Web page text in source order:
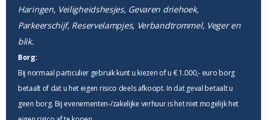
Haringen, Veiligheidshesjes, Gevaren driehoek,
Parkeerschijf, Reservelampjes, Verbandtrommel, Veger en
blik.
Borg:
Bij normaal particulier gebruik kunt u kiezen of u € 1.000,- euro borg
betaalt of dat u het eigen risico deels afkoopt. In dat geval betaalt u
geen borg. Bij evenementen-/zakelijke verhuur is het niet mogelijk het